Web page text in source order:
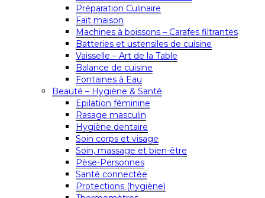
Préparation Culinaire
Fait maison
Machines à boissons – Carafes filtrantes
Batteries et ustensiles de cuisine
Vaisselle – Art de la Table
Balance de cuisine
Fontaines à Eau
Beauté – Hygiène & Santé
Epilation féminine
Rasage masculin
Hygiène dentaire
Soin corps et visage
Soin, massage et bien-être
Pèse-Personnes
Santé connectée
Protections (hygiène)